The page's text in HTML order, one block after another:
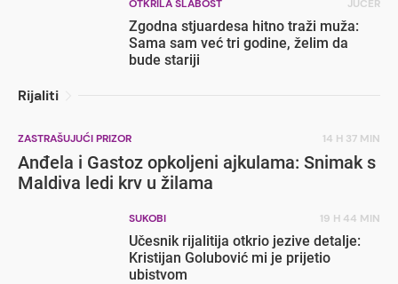
OTKRILA SLABOST JUČER
Zgodna stjuardesa hitno traži muža:
Sama sam već tri godine, želim da
bude stariji
Rijaliti
ZASTRAŠUJUĆI PRIZOR 14 H 37 MIN
Anđela i Gastoz opkoljeni ajkulama: Snimak s
Maldiva ledi krv u žilama
SUKOBI 19 H 44 MIN
Učesnik rijalitija otkrio jezive detalje:
Kristijan Golubović mi je prijetio
ubistvom